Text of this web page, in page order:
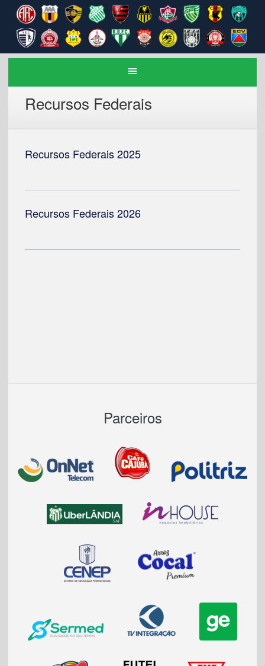
Recursos Federais
Recursos Federais 2025
Recursos Federais 2026
Parceiros